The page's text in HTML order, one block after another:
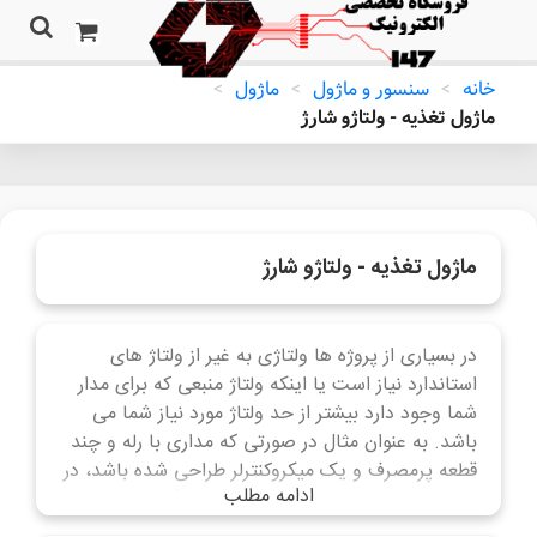
خانه > سنسور و ماژول > ماژول >
ماژول تغذیه - ولتاژو شارژ
ماژول تغذیه - ولتاژو شارژ
در بسیاری از پروژه ها ولتاژی به غیر از ولتاژ های
استاندارد نیاز است یا اینکه ولتاژ منبعی که برای مدار
شما وجود دارد بیشتر از حد ولتاژ مورد نیاز شما می
باشد. به عنوان مثال در صورتی که مداری با رله و چند
قطعه پرمصرف و یک میکروکنترلر طراحی شده باشد، در
صورتی که در ماشین مورد استفاده قرار گیرد، شما نمی
توانید رگولاتور معمولی بگذارید چون جریان پایینی دارد
ادامه مطلب